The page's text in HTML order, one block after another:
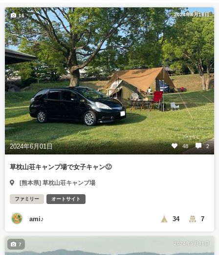
2024年6月16日
2024年6月01日 48 2
16
草枕山荘キャンプ場で女子キャン🙂
[熊本県] 草枕山荘キャンプ場
ファミリー オートサイト
ami♪ 34 7
2024年5月31日
7